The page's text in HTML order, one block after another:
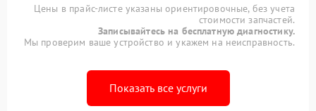
Цены в прайс-листе указаны ориентировочные, без учета
стоимости запчастей.
Записывайтесь на бесплатную диагностику.
Мы проверим ваше устройство и укажем на неисправность.
Показать все услуги